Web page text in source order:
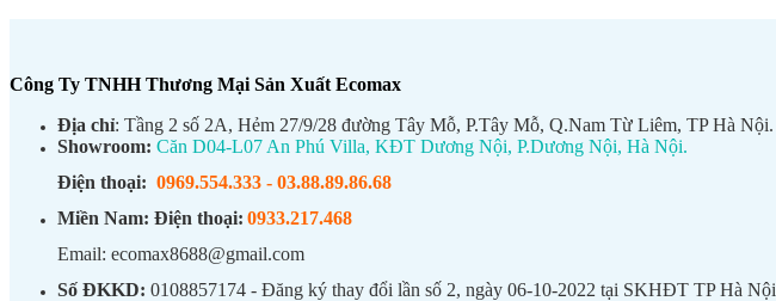
Công Ty TNHH Thương Mại Sản Xuất Ecomax
Địa chỉ: Tầng 2 số 2A, Hẻm 27/9/28 đường Tây Mỗ, P.Tây Mỗ, Q.Nam Từ Liêm, TP Hà Nội.
Showroom: Căn D04-L07 An Phú Villa, KĐT Dương Nội, P.Dương Nội, Hà Nội.
Điện thoại: 0969.554.333 - 03.88.89.86.68
Miền Nam: Điện thoại: 0933.217.468
Email: ecomax8688@gmail.com
Số ĐKKD: 0108857174 - Đăng ký thay đổi lần số 2, ngày 06-10-2022 tại SKHĐT TP Hà Nội